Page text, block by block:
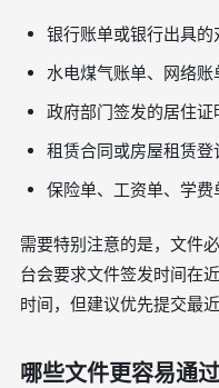
银行账单或银行出具的
水电煤气账单、网络
政府部门签发的居住证
租赁合同或房屋租赁登
保险单、工资单、学
需要特别注意的是，文件
台会要求文件签发时间在
时间，但建议优先提交最
哪些文件更容易通过